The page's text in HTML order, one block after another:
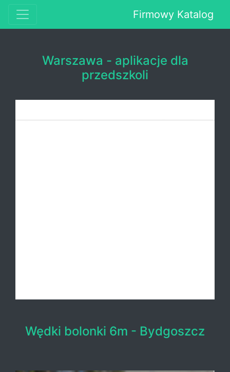
Firmowy Katalog
Warszawa - aplikacje dla
przedszkoli
Wędki bolonki 6m - Bydgoszcz